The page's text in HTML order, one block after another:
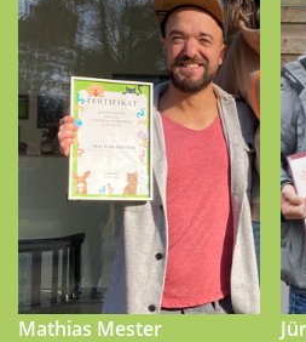
Mathias Mester